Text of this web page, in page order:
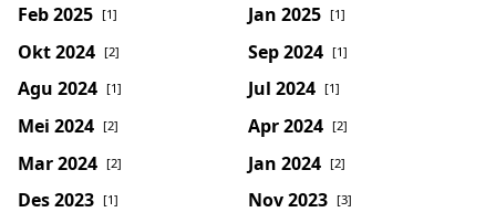
Feb 2025 [1] Jan 2025 [1]
Okt 2024 [2] Sep 2024 [1]
Agu 2024 [1] Jul 2024 [1]
Mei 2024 [2] Apr 2024 [2]
Mar 2024 [2] Jan 2024 [2]
Des 2023 [1] Nov 2023 [3]